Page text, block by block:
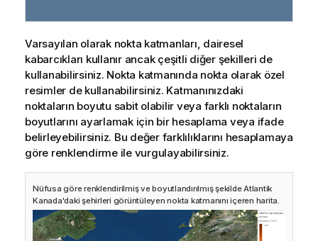
Varsayılan olarak nokta katmanları, dairesel
kabarcıkları kullanır ancak çeşitli diğer şekilleri de
kullanabilirsiniz. Nokta katmanında nokta olarak özel
resimler de kullanabilirsiniz. Katmanınızdaki
noktaların boyutu sabit olabilir veya farklı noktaların
boyutlarını ayarlamak için bir hesaplama veya ifade
belirleyebilirsiniz. Bu değer farklılıklarını hesaplamaya
göre renklendirme ile vurgulayabilirsiniz.
Nüfusa göre renklendirilmiş ve boyutlandırılmış şekilde Atlantik
Kanada'daki şehirleri görüntüleyen nokta katmanını içeren harita.